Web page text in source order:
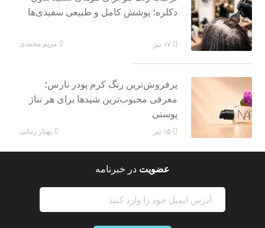
دکلره؛ پوشش کامل و طبیعی سفیدی‌ها
۱۷ تیر مریم محمدی
پرفروش‌ترین رنگ کرم پودر نارس؛
معرفی محبوب‌ترین شیدها برای هر تناژ
پوستی
۱۵ تیر بهناز زمانی
عضویت در خبرنامه